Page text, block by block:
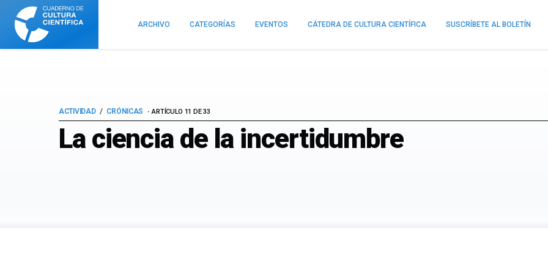
Cuaderno
Cultura
Científica
ARCHIVO CATEGORÍAS EVENTOS CÁTEDRA DE CULTURA CIENTÍFICA SUSCRÍBETE AL BOLETÍN
La ciencia de la incertidumbre
ACTIVIDAD CRÓNICAS ARTÍCULO 11 DE 33